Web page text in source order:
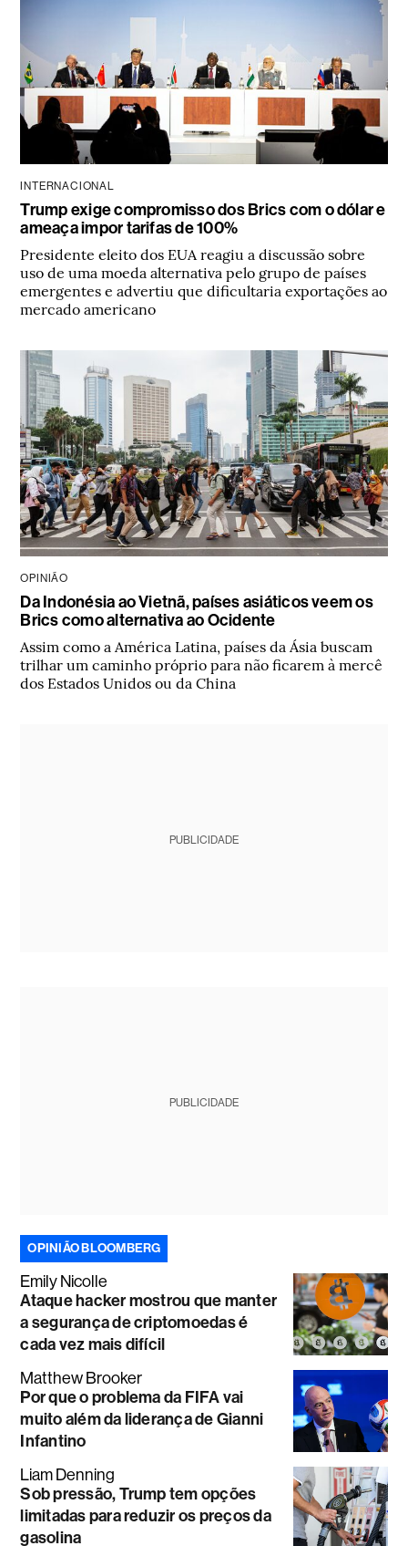
INTERNACIONAL
Trump exige compromisso dos Brics com o dólar e
ameaça impor tarifas de 100%
Presidente eleito dos EUA reagiu a discussão sobre
uso de uma moeda alternativa pelo grupo de países
emergentes e advertiu que dificultaria exportações ao
mercado americano
OPINIÃO
Da Indonésia ao Vietnã, países asiáticos veem os
Brics como alternativa ao Ocidente
Assim como a América Latina, países da Ásia buscam
trilhar um caminho próprio para não ficarem à mercê
dos Estados Unidos ou da China
PUBLICIDADE
PUBLICIDADE
OPINIÃO BLOOMBERG
Emily Nicolle
Ataque hacker mostrou que manter
a segurança de criptomoedas é
cada vez mais difícil
Matthew Brooker
Por que o problema da FIFA vai
muito além da liderança de Gianni
Infantino
Liam Denning
Sob pressão, Trump tem opções
limitadas para reduzir os preços da
gasolina